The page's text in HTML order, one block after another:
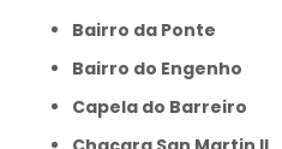
Bairro da Ponte
Bairro do Engenho
Capela do Barreiro